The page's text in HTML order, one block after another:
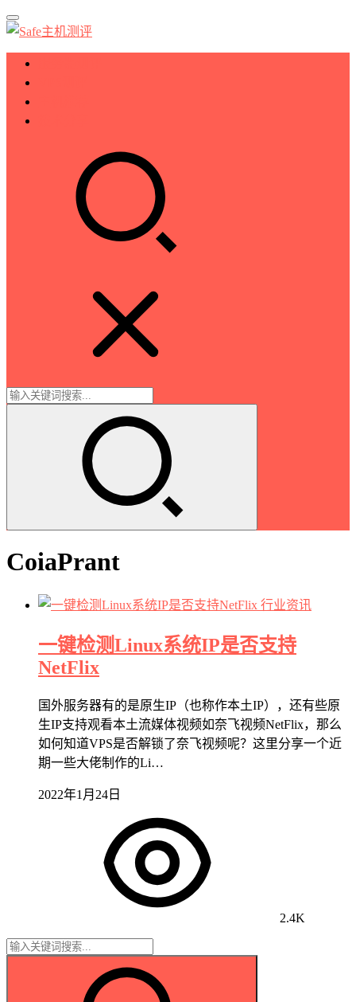
CoiaPrant
行业资讯
一键检测Linux系统IP是否支持
NetFlix
国外服务器有的是原生IP（也称作本土IP），还有些原
生IP支持观看本土流媒体视频如奈飞视频NetFlix，那么
如何知道VPS是否解锁了奈飞视频呢？这里分享一个近
期一些大佬制作的Li…
2022年1月24日
2.4K